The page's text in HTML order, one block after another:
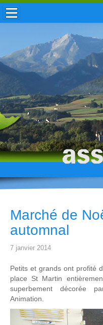
ACCUEIL / INFOS
MUNICIPALITÉ
VIE LOCALE
ENFANCE
TOURISME
HISTOIRE
Marché de
automnal
7 janvier 2014
Petits et grands ont profité
place St Martin
superbement décorée
Animation.